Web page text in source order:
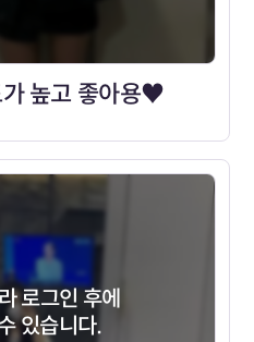
높고 좋아용♥
로그인 후에
있습니다.